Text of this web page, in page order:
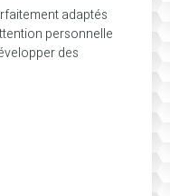
adaptés
personnelle
des